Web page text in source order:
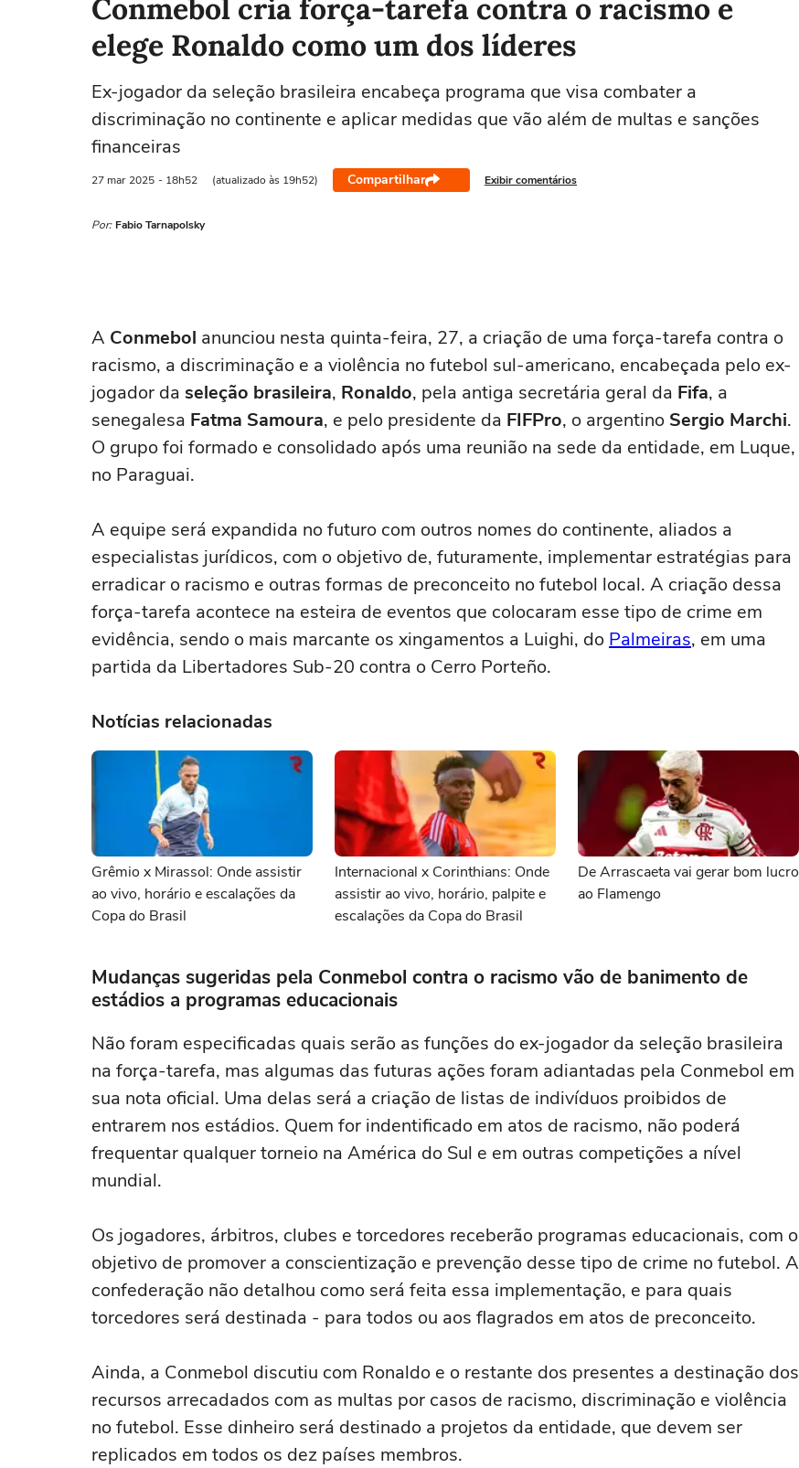
Conmebol cria força-tarefa contra o racismo e
elege Ronaldo como um dos líderes
Ex-jogador da seleção brasileira encabeça programa que visa combater a
discriminação no continente e aplicar medidas que vão além de multas e sanções
financeiras
27 mar 2025 - 18h52 (atualizado às 19h52) Compartilhar Exibir comentários
Por: Fabio Tarnapolsky
A Conmebol anunciou nesta quinta-feira, 27, a criação de uma força-tarefa contra o
racismo, a discriminação e a violência no futebol sul-americano, encabeçada pelo ex-
jogador da seleção brasileira, Ronaldo, pela antiga secretária geral da Fifa, a
senegalesa Fatma Samoura, e pelo presidente da FIFPro, o argentino Sergio Marchi.
O grupo foi formado e consolidado após uma reunião na sede da entidade, em Luque,
no Paraguai.
A equipe será expandida no futuro com outros nomes do continente, aliados a
especialistas jurídicos, com o objetivo de, futuramente, implementar estratégias para
erradicar o racismo e outras formas de preconceito no futebol local. A criação dessa
força-tarefa acontece na esteira de eventos que colocaram esse tipo de crime em
evidência, sendo o mais marcante os xingamentos a Luighi, do Palmeiras, em uma
partida da Libertadores Sub-20 contra o Cerro Porteño.
Notícias relacionadas
Grêmio x Mirassol: Onde assistir
ao vivo, horário e escalações da
Copa do Brasil
Internacional x Corinthians: Onde
assistir ao vivo, horário, palpite e
escalações da Copa do Brasil
De Arrascaeta vai gerar bom lucro
ao Flamengo
Mudanças sugeridas pela Conmebol contra o racismo vão de banimento de
estádios a programas educacionais
Não foram especificadas quais serão as funções do ex-jogador da seleção brasileira
na força-tarefa, mas algumas das futuras ações foram adiantadas pela Conmebol em
sua nota oficial. Uma delas será a criação de listas de indivíduos proibidos de
entrarem nos estádios. Quem for indentificado em atos de racismo, não poderá
frequentar qualquer torneio na América do Sul e em outras competições a nível
mundial.
Os jogadores, árbitros, clubes e torcedores receberão programas educacionais, com o
objetivo de promover a conscientização e prevenção desse tipo de crime no futebol. A
confederação não detalhou como será feita essa implementação, e para quais
torcedores será destinada - para todos ou aos flagrados em atos de preconceito.
Ainda, a Conmebol discutiu com Ronaldo e o restante dos presentes a destinação dos
recursos arrecadados com as multas por casos de racismo, discriminação e violência
no futebol. Esse dinheiro será destinado a projetos da entidade, que devem ser
replicados em todos os dez países membros.